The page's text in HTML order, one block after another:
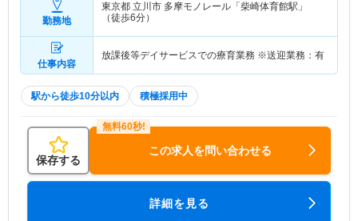
勤務地
東京都 立川市 多摩モノレール「柴崎体育館駅」
（徒歩6分）
仕事内容
放課後等デイサービスでの療育業務 ※送迎業務：有
駅から徒歩10分以内 積極採用中
保存する
この求人を問い合わせる
詳細を見る